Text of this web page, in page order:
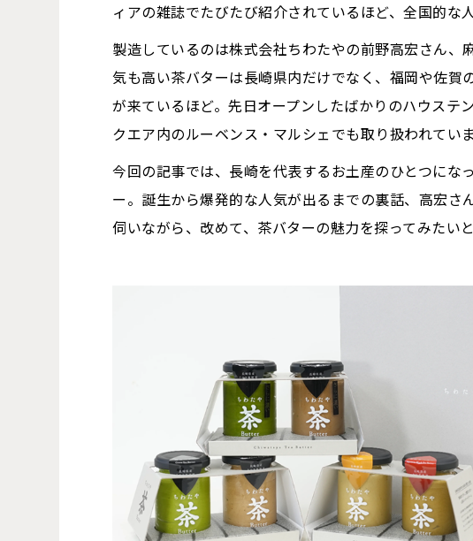
ィアの雑誌でたびたび紹介されているほど、全国的な
製造しているのは株式会社ちわたやの前野高宏さん、
気も高い茶バターは長崎県内だけでなく、福岡や佐賀
が来ているほど。先日オープンしたばかりのハウステ
クエア内のルーベンス・マルシェでも取り扱われていま
今回の記事では、長崎を代表するお土産のひとつにな
ー。誕生から爆発的な人気が出るまでの裏話、高宏さ
伺いながら、改めて、茶バターの魅力を探ってみたいと